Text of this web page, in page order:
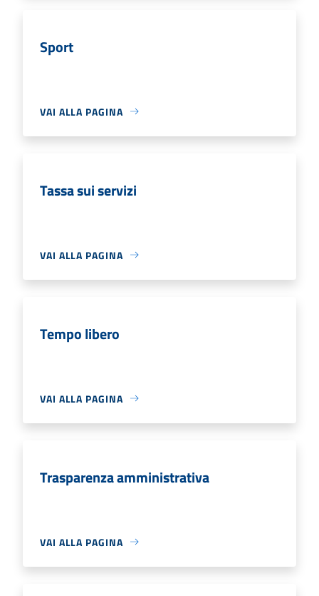
Sport
VAI ALLA PAGINA
Tassa sui servizi
VAI ALLA PAGINA
Tempo libero
VAI ALLA PAGINA
Trasparenza amministrativa
VAI ALLA PAGINA